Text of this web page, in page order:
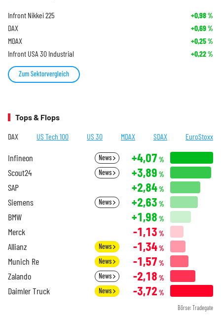
Infront Nikkei 225 +0,98%
DAX +0,69%
MDAX +0,25%
Infront USA 30 Industrial +0,22%
Zum Sektorvergleich
Tops & Flops
DAX US Tech 100 US 30 MDAX SDAX EuroStoxx
Infineon News +4,07 %
Scout24 News +3,89 %
SAP +2,84%
Siemens News +2,63 %
BMW +1,98 %
Merck -1,13 %
Allianz News -1,34%
Munich Re News -1,57 %
Zalando News -2,18 %
Daimler Truck News -3,72 %
Börse: Tradegate